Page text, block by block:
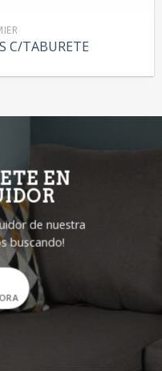
C/TABURETE
EN
de nuestra
buscando!